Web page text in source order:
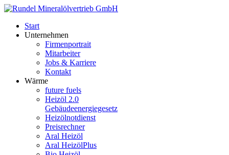
Start
Unternehmen
Firmenportrait
Mitarbeiter
Jobs & Karriere
Kontakt
Wärme
future fuels
Heizöl 2.0
Gebäudeenergiegesetz
Heizölnotdienst
Preisrechner
Aral Heizöl
Aral HeizölPlus